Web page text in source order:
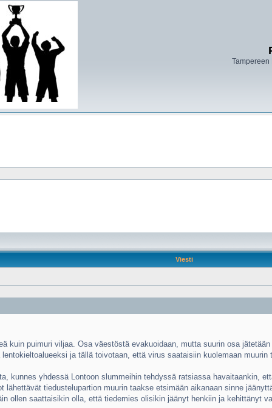
Viesti
kuin puimuri viljaa. Osa väestöstä evakuoidaan, mutta suurin osa
ja tällä toivotaan, että virus saataisiin kuolemaan muurin
kunnes yhdessä Lontoon slummeihin tehdyssä ratsiassa havaitaankin,
lähettävät tiedustelupartion muurin taakse etsimään aikanaan sinne
ollen saattaisikin olla, että tiedemies olisikin jäänyt henkiin ja kehittänyt